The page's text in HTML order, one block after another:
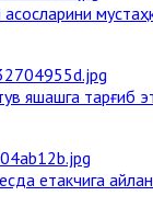
яшашга тарғиб
етакчига